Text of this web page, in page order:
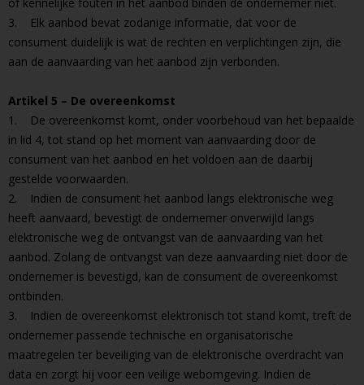
3. Elk aanbod bevat zodanige informatie, dat voor de
consument duidelijk is wat de rechten en verplichtingen zijn, die
aan de aanvaarding van het aanbod zijn verbonden.
Artikel 5 – De overeenkomst
1. De overeenkomst komt, onder voorbehoud van het bepaalde
in lid 4, tot stand op het moment van aanvaarding door de
consument van het aanbod en het voldoen aan de daarbij
gestelde voorwaarden.
2. Indien de consument het aanbod langs elektronische weg
heeft aanvaard, bevestigt de ondernemer onverwijld langs
elektronische weg de ontvangst van de aanvaarding van het
aanbod. Zolang de ontvangst van deze aanvaarding niet door de
ondernemer is bevestigd, kan de consument de overeenkomst
ontbinden.
3. Indien de overeenkomst elektronisch tot stand komt, treft de
ondernemer passende technische en organisatorische
maatregelen ter beveiliging van de elektronische overdracht van
data en zorgt hij voor een veilige webomgeving. Indien de